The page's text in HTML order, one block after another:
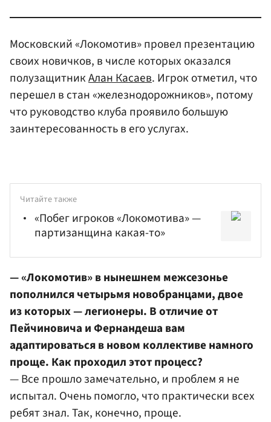
Московский «Локомотив» провел презентацию
своих новичков, в числе которых оказался
полузащитникАлан Касаев. Игрок отметил, что
перешел в стан «железнодорожников», потому
что руководство клуба проявило большую
заинтересованность в его услугах.
Читайте также
«Побег игроков «Локомотива» —
партизанщина какая-то»
— «Локомотив» в нынешнем межсезонье
пополнился четырьмя новобранцами, двое
из которых — легионеры. В отличие от
Пейчиновича и Фернандеша вам
адаптироваться в новом коллективе намного
проще. Как проходил этот процесс?
— Все прошло замечательно, и проблем я не
испытал. Очень помогло, что практически всех
ребят знал. Так, конечно, проще.